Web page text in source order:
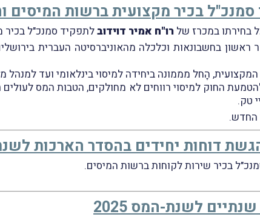
סמנכ"ל בכיר מקצועית ברשות
בחירתו במכרז של רו"ח אמיר דוידובלתפקיד סמנכ"ל בכיר
ראשון בחשבונאות וכלכלה מהאוניברסיטה העברית
הָחל מממונה ביחידה למיסוי בינלאומי ועד למנהל
החוק למיסוי רווחים לא מחולקים, הטבות המס לעולים
טק.
החדש.
דוחות יחידים בהסדר הארכות לשנת-
בכיר שירות לקוחות ברשות המיסים.
לשנת-המס 2025